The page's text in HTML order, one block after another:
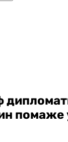
помаже